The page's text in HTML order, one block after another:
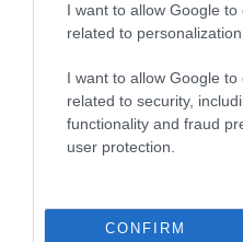
I want to allow Google to
related to personalization.
I want to allow Google to
related to security,
functionality and fraud
user protection.
CONFIRM
ja
entistä
Tiimimme
Nina